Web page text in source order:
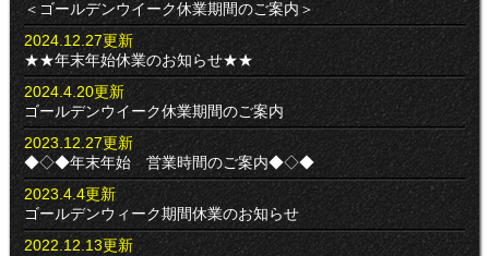
＜ゴールデンウイーク休業期間のご案内＞
2024.12.27更新
★★年末年始休業のお知らせ★★
2024.4.20更新
ゴールデンウイーク休業期間のご案内
2023.12.27更新
◆◇◆年末年始 営業時間のご案内◆◇◆
2023.4.4更新
ゴールデンウィーク期間休業のお知らせ
2022.12.13更新